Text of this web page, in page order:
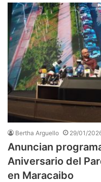
Bertha Arguello 29/01/
Anuncian
Aniversario del
en Maracaibo